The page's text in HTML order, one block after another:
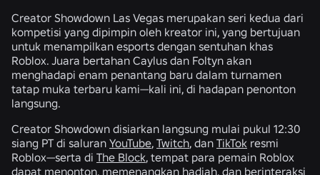
Creator Showdown Las Vegas merupakan seri kedua dari
kompetisi yang dipimpin oleh kreator ini, yang bertujuan
untuk menampilkan esports dengan sentuhan khas
Roblox. Juara bertahan Caylus dan Foltyn akan
menghadapi enam penantang baru dalam turnamen
tatap muka terbaru kami—kali ini, di hadapan penonton
langsung.
Creator Showdown disiarkan langsung mulai pukul 12:30
siang PT di saluran YouTube, Twitch, dan TikTok resmi
Roblox—serta di The Block, tempat para pemain Roblox
dapat menonton, memenangkan hadiah, dan berinteraksi